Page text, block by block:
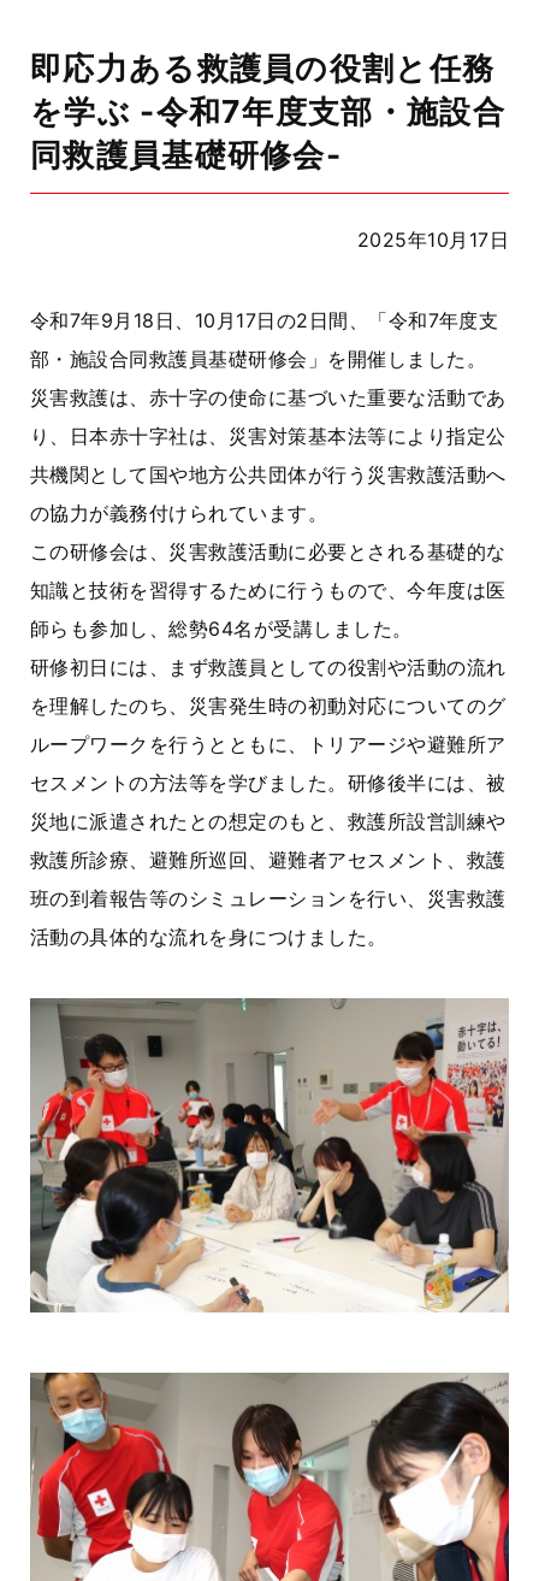
即応力ある救護員の役割と任務
を学ぶ -令和7年度支部・施設合
同救護員基礎研修会-
2025年10月17日
令和7年9月18日、10月17日の2日間、「令和7年度支
部・施設合同救護員基礎研修会」を開催しました。
災害救護は、赤十字の使命に基づいた重要な活動であ
り、日本赤十字社は、災害対策基本法等により指定公
共機関として国や地方公共団体が行う災害救護活動へ
の協力が義務付けられています。
この研修会は、災害救護活動に必要とされる基礎的な
知識と技術を習得するために行うもので、今年度は医
師らも参加し、総勢64名が受講しました。
研修初日には、まず救護員としての役割や活動の流れ
を理解したのち、災害発生時の初動対応についてのグ
ループワークを行うとともに、トリアージや避難所ア
セスメントの方法等を学びました。研修後半には、被
災地に派遣されたとの想定のもと、救護所設営訓練や
救護所診療、避難所巡回、避難者アセスメント、救護
班の到着報告等のシミュレーションを行い、災害救護
活動の具体的な流れを身につけました。